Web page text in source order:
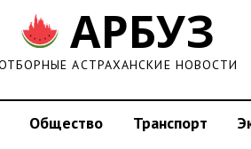
АРБУЗ
АСТРАХАНСКИЕ НОВОСТИ
Общество Транспорт